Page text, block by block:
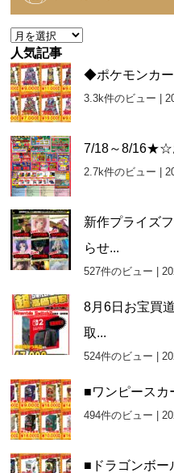
ア
ー
カ
イ
ブ
人気記事
◆ポケモンカ
3.3k件のビュー |
7/18～8/16★☆
2.7k件のビュー |
新作プライズ
らせ...
527件のビュー |
8月6日お宝買
取...
524件のビュー |
■ワンピースカ
494件のビュー |
■ドラゴンボー